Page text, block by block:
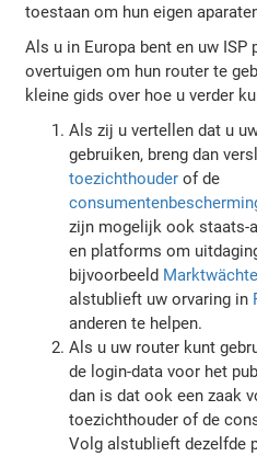
toestaan om hun eigen
Als u in Europa bent en uw ISP
overtuigen om hun router te
kleine gids over hoe u verder
Als zij u vertellen dat u
gebruiken, breng dan
toezichthouder of de
zijn mogelijk ook staats-
en platforms om
bijvoorbeeld
alstublieft uw orvaring in
anderen te helpen.
Als u uw router kunt
de login-data voor het
dan is dat ook een zaak
toezichthouder of de
Volg alstublieft dezelfde